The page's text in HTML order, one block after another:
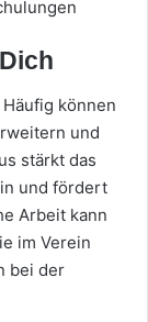
können
und
stärkt das
und fördert
Arbeit kann
im Verein
bei der